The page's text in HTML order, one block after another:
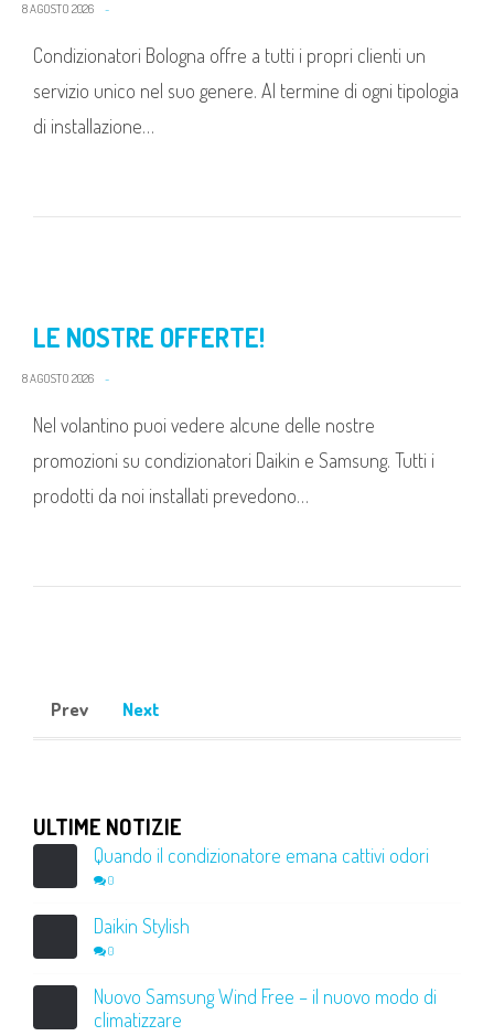
8 AGOSTO 2026
Condizionatori Bologna offre a tutti i propri clienti un
servizio unico nel suo genere. Al termine di ogni tipologia
di installazione…
LE NOSTRE OFFERTE!
8 AGOSTO 2026
Nel volantino puoi vedere alcune delle nostre
promozioni su condizionatori Daikin e Samsung. Tutti i
prodotti da noi installati prevedono…
Prev Next
ULTIME NOTIZIE
Quando il condizionatore emana cattivi odori
0
Daikin Stylish
0
Nuovo Samsung Wind Free – il nuovo modo di
climatizzare